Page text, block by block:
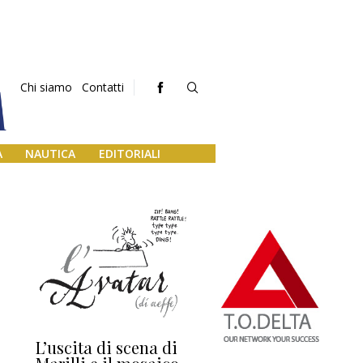
Chi siamo Contatti
NAUTICA EDITORIALI
L’uscita di scena di Darsena a Europa,